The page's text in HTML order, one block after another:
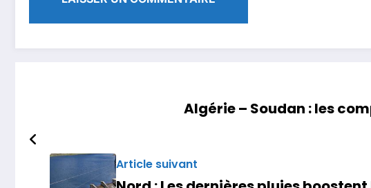
Algérie – Soudan : les
Article suivant